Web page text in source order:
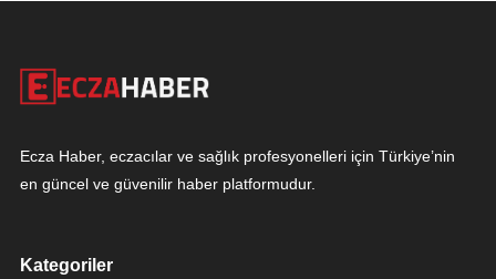
Ecza Haber, eczacılar ve sağlık profesyonelleri için Türkiye’nin
en güncel ve güvenilir haber platformudur.
Kategoriler